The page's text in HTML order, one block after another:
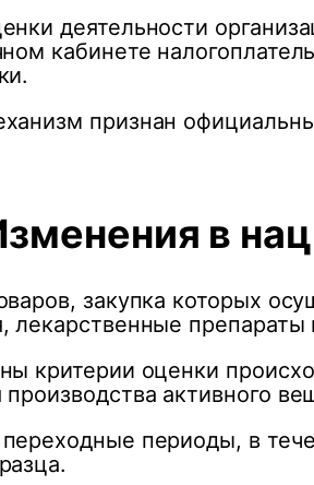
деятельности
кабинете
признан
в
закупка которых
лекарственные
критерии оценки
активного
периоды, в